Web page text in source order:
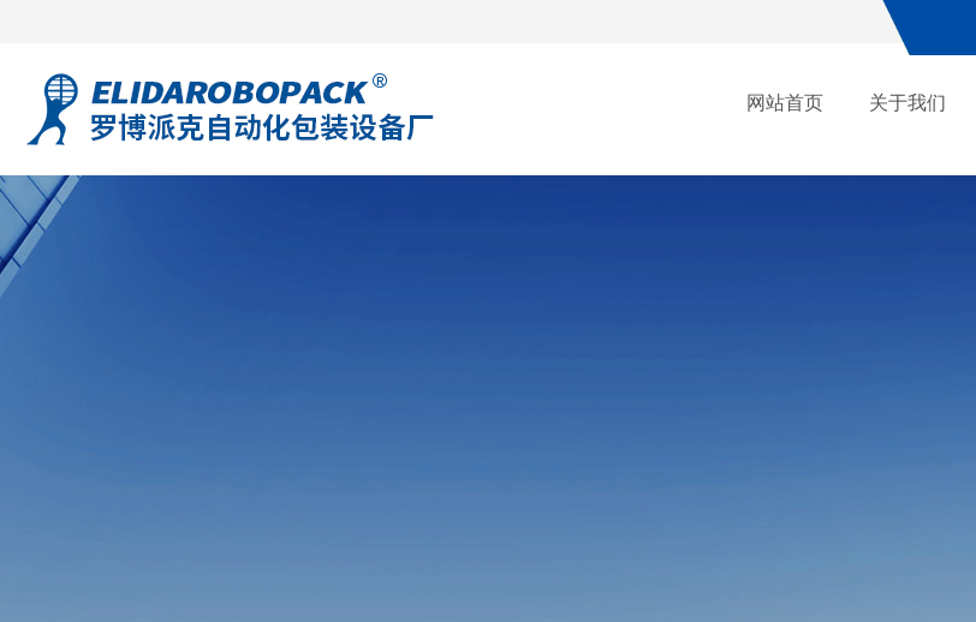
网站首页 关于我们